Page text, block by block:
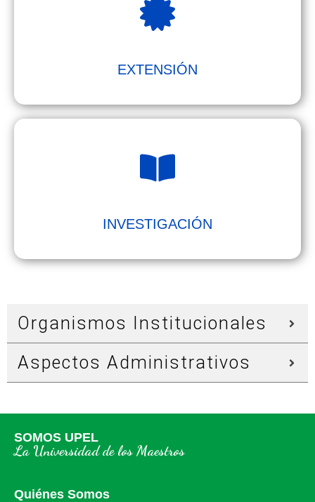
EXTENSIÓN
INVESTIGACIÓN
Organismos Institucionales
Aspectos Administrativos
SOMOS UPEL
La Universidad de los Maestros
Quiénes Somos